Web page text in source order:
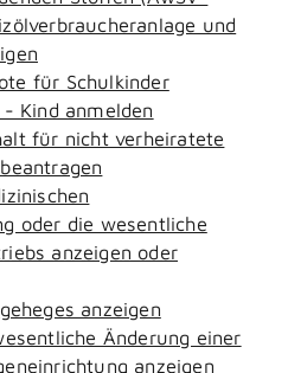
und
für Schulkinder
Kind anmelden
für nicht verheiratete
oder die wesentliche
anzeigen oder
anzeigen
Änderung einer
anzeigen